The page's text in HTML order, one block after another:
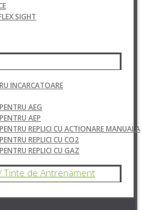
SIGHT
INCARCATOARE
AEG
AEP
REPLICI CU ACTIONARE MANUALA
REPLICI CU CO2
REPLICI CU GAZ
Tinte de Antrenament